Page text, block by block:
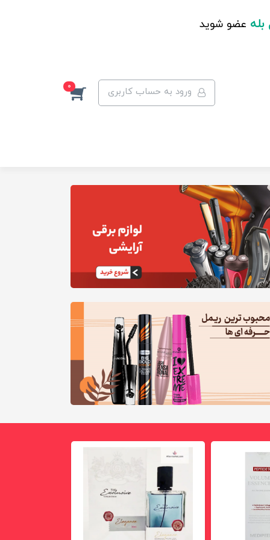
بله عضو شوید
ورود به حساب کاربری 0